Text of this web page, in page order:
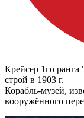
Крейсер 1го
строй в 1903 г.
Корабль-музей,
вооружённого